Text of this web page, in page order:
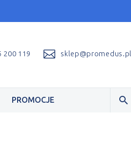
200 119 sklep@promedus.pl
PROMOCJE